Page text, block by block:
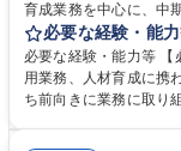
育成業務を中心に、中
定、さらに社内の重要
務全般を担当していただきます。 【主な業務内容
人材育成(社員研修)業
投資計画等の策定 ■社
必要な経験・能
必要な経験・能力等
用業務、人材育成に携わったことのあ
ち前向きに業務に取り